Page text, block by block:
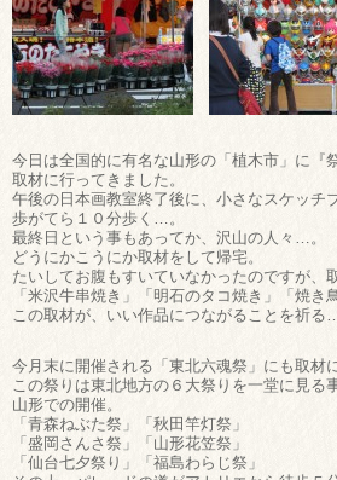
今日は全国的に有名な山形の「植木市」に『
取材に行ってきました。
午後の日本画教室終了後に、小さなスケッチ
歩がてら１０分歩く…。
最終日という事もあってか、沢山の人々…。
どうにかこうにか取材をして帰宅。
たいしてお腹もすいていなかったのですが、
「米沢牛串焼き」「明石のタコ焼き」「焼き
この取材が、いい作品につながることを祈る…
今月末に開催される「東北六魂祭」にも取材
この祭りは東北地方の６大祭りを一堂に見る
山形での開催。
「青森ねぶた祭」「秋田竿灯祭」
「盛岡さんさ祭」「山形花笠祭」
「仙台七夕祭り」「福島わらじ祭」